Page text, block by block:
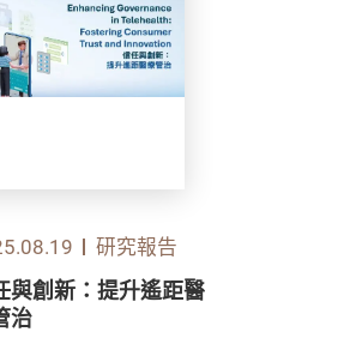
研究報告
與創新：提升遙距醫
治